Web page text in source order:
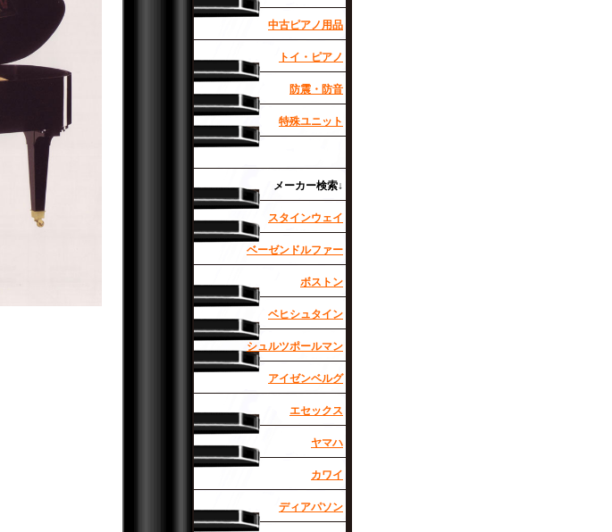
中古ピアノ用品
トイ・ピアノ
防震・防音
特殊ユニット
メーカー検索↓
スタインウェイ
ベーゼンドルファー
ボストン
ベヒシュタイン
シュルツポールマン
アイゼンベルグ
エセックス
ヤマハ
カワイ
ディアパソン